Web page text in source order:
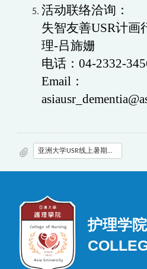
活动联络洽询：
失智友善USR计画
理-吕旆姗
电话：04-2332-
Email：
亚洲大学USR线上暑期营队议程-对外发文版本_Final.pdf
护理学院